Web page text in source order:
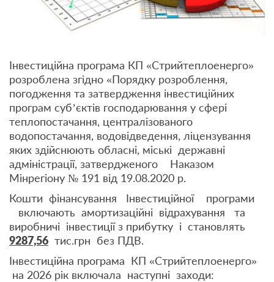
Інвестиційна програма КП «Стрийтеплоенерго»
розроблена згідно «Порядку розроблення,
погодження та затвердження інвестиційних
програм суб’єктів господарювання у сфері
теплопостачання, централізованого
водопостачання, водовідведення, ліцензування
яких здійснюють обласні, міські державні
адміністрації, затвердженого Наказом
Мінрегіону № 191 від 19.08.2020 р.
Кошти фінансування Інвестиційної програми
включають амортизаційні відрахування та
виробничі інвестиції з прибутку і становлять
9287,56 тис.грн без ПДВ.
Інвестиційна програма КП «Стрийтеплоенерго»
на 2026 рік включала наступні заходи: